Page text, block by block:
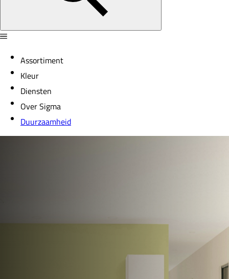
Assortiment
Kleur
Diensten
Over Sigma
Duurzaamheid